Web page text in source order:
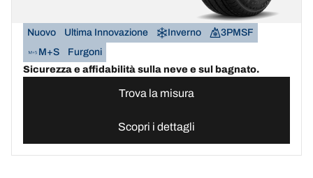
Nuovo Ultima Innovazione Inverno
3PMSF
M+S
Furgoni
Sicurezza e affidabilità sulla neve e sul bagnato.
Trova la misura
Scopri i dettagli